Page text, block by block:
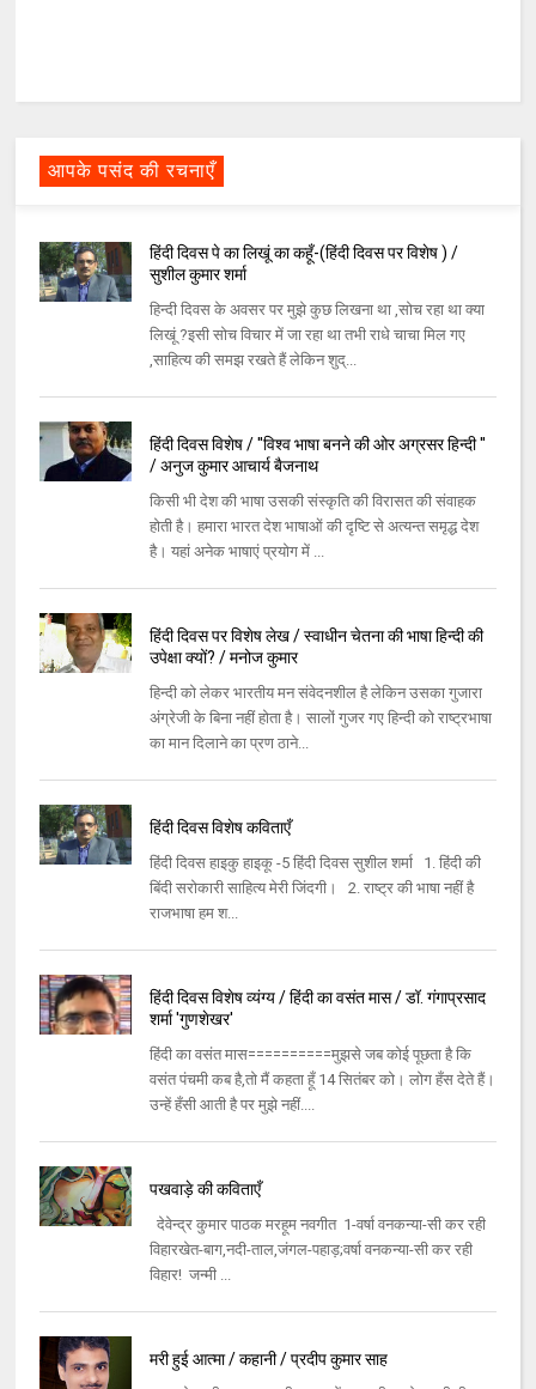
आपके पसंद की रचनाएँ
हिंदी दिवस पे का लिखूं का कहूँ-(हिंदी दिवस पर विशेष ) /
सुशील कुमार शर्मा
हिन्दी दिवस के अवसर पर मुझे कुछ लिखना था ,सोच रहा था क्या
लिखूं ?इसी सोच विचार में जा रहा था तभी राधे चाचा मिल गए
,साहित्य की समझ रखते हैं लेकिन शुद्...
हिंदी दिवस विशेष / ''विश्व भाषा बनने की ओर अग्रसर हिन्दी ''
/ अनुज कुमार आचार्य बैजनाथ
किसी भी देश की भाषा उसकी संस्कृति की विरासत की संवाहक
होती है। हमारा भारत देश भाषाओं की दृष्टि से अत्यन्त समृद्ध देश
है। यहां अनेक भाषाएं प्रयोग में ...
हिंदी दिवस पर विशेष लेख / स्वाधीन चेतना की भाषा हिन्दी की
उपेक्षा क्यों? / मनोज कुमार
हिन्दी को लेकर भारतीय मन संवेदनशील है लेकिन उसका गुजारा
अंग्रेजी के बिना नहीं होता है। सालों गुजर गए हिन्दी को राष्ट्रभाषा
का मान दिलाने का प्रण ठाने...
हिंदी दिवस विशेष कविताएँ
हिंदी दिवस हाइकु हाइकू -5 हिंदी दिवस सुशील शर्मा 1. हिंदी की
बिंदी सरोकारी साहित्य मेरी जिंदगी। 2. राष्ट्र की भाषा नहीं है
राजभाषा हम श...
हिंदी दिवस विशेष व्यंग्य / हिंदी का वसंत मास / डॉ. गंगाप्रसाद
शर्मा 'गुणशेखर'
हिंदी का वसंत मास==========मुझसे जब कोई पूछता है कि
वसंत पंचमी कब है,तो मैं कहता हूँ 14 सितंबर को। लोग हँस देते हैं।
उन्हें हँसी आती है पर मुझे नहीं....
पखवाड़े की कविताएँ
देवेन्द्र कुमार पाठक मरहूम नवगीत 1-वर्षा वनकन्या-सी कर रही
विहारखेत-बाग,नदी-ताल,जंगल-पहाड़;वर्षा वनकन्या-सी कर रही
विहार! जन्मी ...
मरी हुई आत्मा / कहानी / प्रदीप कुमार साह